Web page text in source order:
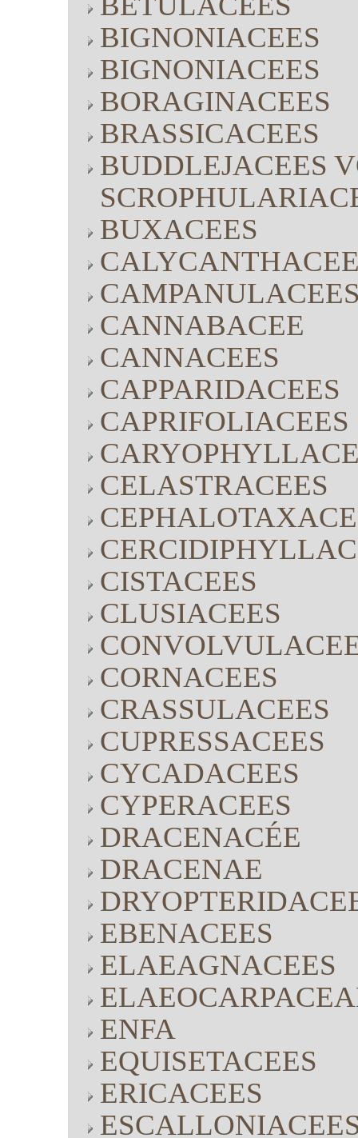
BIGNONIACEES
BIGNONIACEES
BORAGINACEES
BRASSICACEES
BUDDLEJACEES
BUXACEES
CANNABACEE
CANNACEES
CAPPARIDACEES
CAPRIFOLIACEES
CELASTRACEES
CISTACEES
CLUSIACEES
CORNACEES
CRASSULACEES
CUPRESSACEES
CYCADACEES
CYPERACEES
DRACENACÉE
DRACENAE
EBENACEES
ELAEAGNACEES
ENFA
EQUISETACEES
ERICACEES